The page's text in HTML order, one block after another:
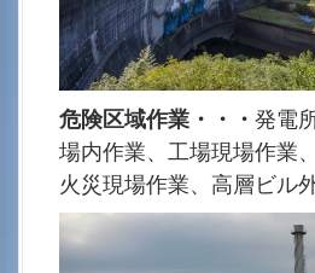
危険区域作業・・・ 発電
場内作業、工場現場作業
火災現場作業、高層ビル